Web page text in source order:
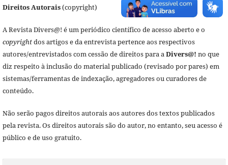
Direitos Autorais(copyright)
A Revista Divers@! é um periódico científico de acesso aberto e o
copyrightdos artigos e da entrevista pertence aos respectivos
autores/entrevistados com cessão de direitos para aDivers@! no que
diz respeito à inclusão do material publicado (revisado por pares) em
sistemas/ferramentas de indexação, agregadores ou curadores de
conteúdo.
Não serão pagos direitos autorais aos autores dos textos publicados
pela revista. Os direitos autorais são do autor, no entanto, seu acesso é
público e de uso gratuito.